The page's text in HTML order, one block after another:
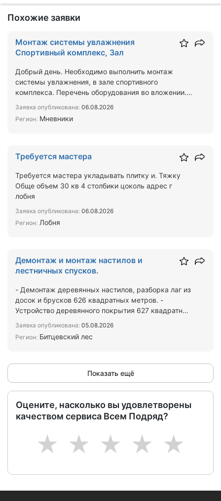
Похожие заявки
Монтаж системы увлажнения
Спортивный комплекс, Зал
Добрый день. Необходимо выполнить монтаж
системы увлажнения, в зале спортивного
комплекса. Перечень оборудования во вложении.
Заявка опубликована: 06.08.2026
Регион: Мневники
Требуется мастера
Требуется мастера укладывать плитку и. Тяжку
Обще объем 30 кв 4 столбики цоколь адрес г
лобня
Заявка опубликована: 06.08.2026
Регион: Лобня
Демонтаж и монтаж настилов и
лестничных спусков.
- Демонтаж деревянных настилов, разборка лаг из
досок и брусков 626 квадратных метров. -
Устройство деревянного покрытия 627 квадратных
Заявка опубликована: 05.08.2026
Регион: Битцевский лес
Показать ещё
Оцените, насколько вы удовлетворены
качеством сервиса Всем Подряд?
5
4
3
2
1